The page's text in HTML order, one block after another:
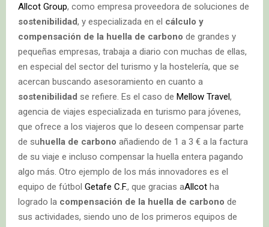
Allcot Group, como empresa proveedora de soluciones de
sostenibilidad, y especializada en el cálculo y
compensación de la huella de carbono de grandes y
pequeñas empresas, trabaja a diario con muchas de ellas,
en especial del sector del turismo y la hostelería, que se
acercan buscando asesoramiento en cuanto a
sostenibilidad se refiere. Es el caso de Mellow Travel,
agencia de viajes especializada en turismo para jóvenes,
que ofrece a los viajeros que lo deseen compensar parte
de suhuella de carbono añadiendo de 1 a 3 € a la factura
de su viaje e incluso compensar la huella entera pagando
algo más. Otro ejemplo de los más innovadores es el
equipo de fútbol Getafe C.F., que gracias aAllcot ha
logrado la compensación de la huella de carbono de
sus actividades, siendo uno de los primeros equipos de